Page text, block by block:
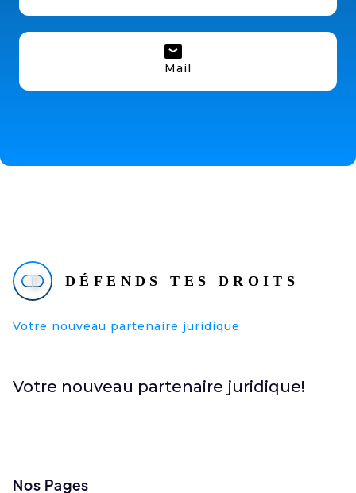
Mail
Votre nouveau partenaire juridique
Votre nouveau partenaire juridique!
Nos Pages